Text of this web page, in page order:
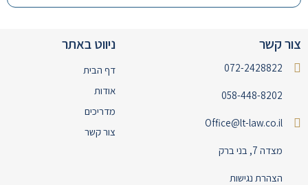
צור קשר
072-2428822
058-448-8202
Office@lt-law.co.il
מצדה 7, בני ברק
הצהרת נגישות
ניווט באתר
דף הבית
אודות
מדריכים
צור קשר